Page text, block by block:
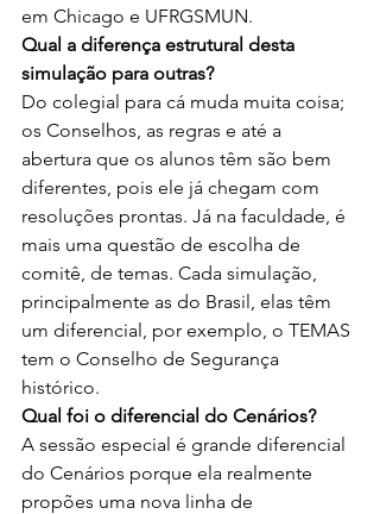
em Chicago e UFRGSMUN.
Qual a diferença estrutural desta
simulação para outras?
Do colegial para cá muda muita coisa;
os Conselhos, as regras e até a
abertura que os alunos têm são bem
diferentes, pois ele já chegam com
resoluções prontas. Já na faculdade, é
mais uma questão de escolha de
comitê, de temas. Cada simulação,
principalmente as do Brasil, elas têm
um diferencial, por exemplo, o TEMAS
tem o Conselho de Segurança
histórico.
Qual foi o diferencial do Cenários?
A sessão especial é grande diferencial
do Cenários porque ela realmente
propões uma nova linha de